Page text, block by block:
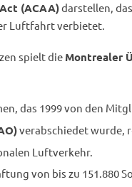
(ACAA)darstellen,
Luftfahrt verbietet.
spielt die Montrealer
das 1999 von den
verabschiedet wurde,
Luftverkehr.
von bis zu 151.880